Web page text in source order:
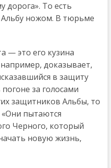
дорога». То есть
Альбу ножом. В тюрьме
— это его кузина
доказывает,
в защиту
за голосами
защитников Альбы, то
пытаются
Черного, который
новую жизнь,